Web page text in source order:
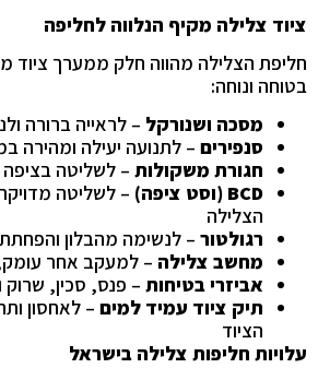
ציוד צלילה מקיף הנלווה לחליפה
חליפת הצלילה מהווה חלק ממערך ציוד
בטוחה ונוחה:
מסכה ושנורקל – לראייה ברורה
סנפירים – לתנועה יעילה ומהירה
חגורת משקולות – לשליטה בציפה
BCD ( וסט ציפה) – לשליטה
הצלילה
רגולטור – לנשימה מהבלון והפחתת
מחשב צלילה – למעקב אחר עומק,
אביזרי בטיחות – פנס, סכין, שרוק
תיק ציוד עמיד למים – לאחסון
הציוד
עלויות חליפות צלילה בישראל